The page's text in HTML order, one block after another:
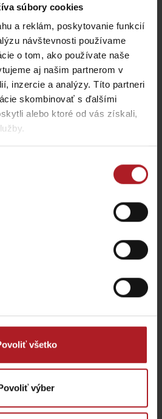
súbory cookies
a reklám, poskytovanie funkcií
návštevnosti používame
o tom, ako používate naše
aj našim partnerom v
inzercie a analýzy. Títo partneri
skombinovať s ďalšími
alebo ktoré od vás získali,
všetko
výber